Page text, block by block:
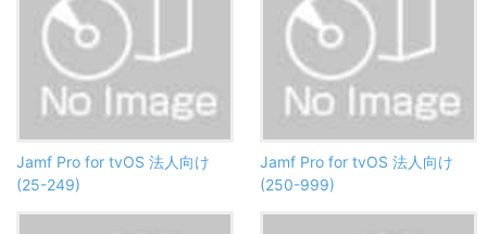
Jamf Pro for tvOS 法人向け
(25-249)
Jamf Pro for tvOS 法人向け
(250-999)